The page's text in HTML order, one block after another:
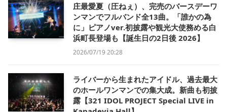
庄最愛夏（圧ねぇ）、完売のバースデーワ
ンマンでフルバンド全13曲。「誰かの為
に」ピアノver.初披露や観光大使務める白
浜町長登場も【誕生日の2日後 2026】
2026/07/19 20:28
ライバーから生まれたアイドル、過去最大
のホールワンマンでの集大成。新曲も初披
露【321 IDOL PROJECT Special LIVE in